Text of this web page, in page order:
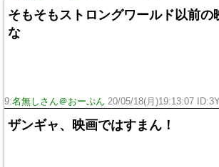
そもそもストロングワールド以前の
な
9:名無しさん＠おーぷん 20/05/18(月)19:13:07
ザンギャ、映画ではすまん！